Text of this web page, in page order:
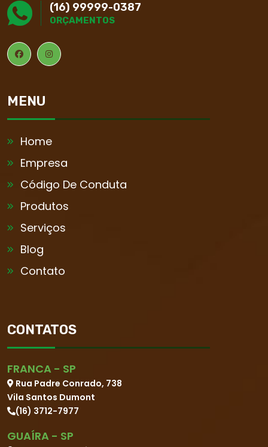
(16) 99999-0387
ORÇAMENTOS
MENU
Home
Empresa
Código De Conduta
Produtos
Serviços
Blog
Contato
CONTATOS
FRANCA - SP
Rua Padre Conrado, 738
Vila Santos Dumont
(16) 3712-7977
GUAÍRA - SP